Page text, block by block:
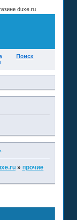
Поиск
» прочие